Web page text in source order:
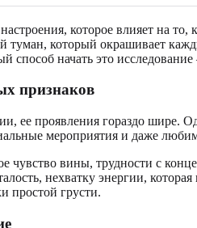
которое влияет на
который окрашивает
способ начать это
признаков
ее проявления гораздо
мероприятия и даже
вины, трудности с
нехватку энергии,
простой грусти.